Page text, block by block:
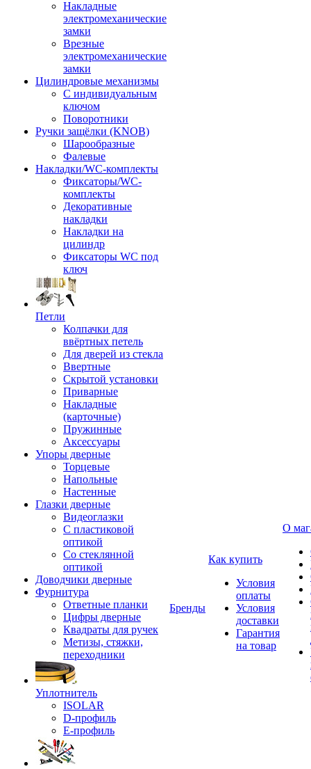
Накладные
электромеханические
замки
Врезные
электромеханические
замки
Цилиндровые механизмы
С индивидуальным
ключом
Поворотники
Ручки защёлки (KNOB)
Шарообразные
Фалевые
Накладки/WC-комплекты
Фиксаторы/WC-
комплекты
Декоративные
накладки
Накладки на
цилиндр
Фиксаторы WC под
ключ
Петли
Колпачки для
ввёртных петель
Для дверей из стекла
Ввертные
Скрытой установки
Приварные
Накладные
(карточные)
Пружинные
Аксессуары
Упоры дверные
Торцевые
Напольные
Настенные
Глазки дверные
Видеоглазки
С пластиковой
оптикой
Со стеклянной
оптикой
Доводчики дверные
Фурнитура
Ответные планки
Цифры дверные
Квадраты для ручек
Метизы, стяжки,
переходники
Уплотнитель
ISOLAR
D-профиль
Е-профиль
Бренды
Как купить
Условия
оплаты
Условия
доставки
Гарантия
на товар
О